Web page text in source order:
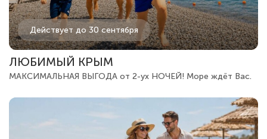
Действует до 30 сентября
ЛЮБИМЫЙ КРЫМ
МАКСИМАЛЬНАЯ ВЫГОДА от 2-ух НОЧЕЙ! Море ждёт Вас.